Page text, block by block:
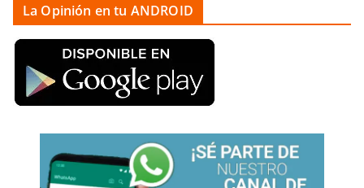
La Opinión en tu ANDROID